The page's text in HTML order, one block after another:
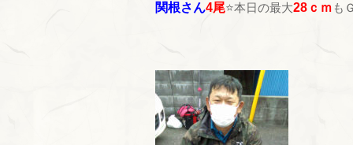
関根さん4尾⭐本日の最大28ｃｍ も